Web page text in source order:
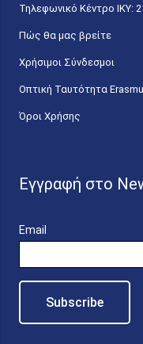
Τηλεφωνικό Κέντρο IKY:
Πώς θα μας βρείτε
Χρήσιμοι Σύνδεσμοι
Οπτική Ταυτότητα
Όροι Χρήσης
Εγγραφή στο
Email